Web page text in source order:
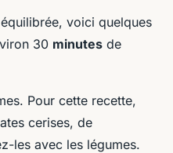
voici quelques
30 minutes de
Pour cette recette,
cerises, de
les avec les légumes.